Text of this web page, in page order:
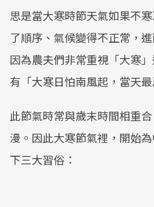
思是當大寒時節天氣如果不
了順序、氣候變得不正常，
因為農夫們非常重視「大寒
有「大寒日怕南風起，當天
此節氣時常與歲末時間相重
漫。因此大寒節氣裡，開始
下三大習俗：